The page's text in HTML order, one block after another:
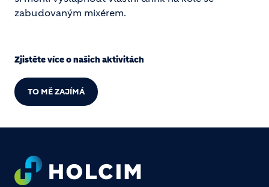
zabudovaným mixérem.
Zjistěte více o našich aktivitách
TO MĚ ZAJÍMÁ
Footer